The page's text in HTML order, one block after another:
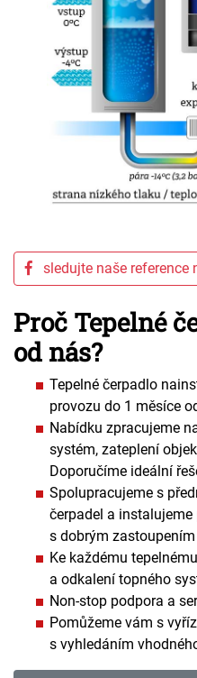
sledujte naše reference
Proč Tepelné
od nás?
Tepelné čerpadlo
provozu do 1 měsíce
Nabídku zpracujeme
systém, zateplení
Doporučíme ideální
Spolupracujeme s
čerpadel a
s dobrým
Ke každému
a odkalení topného
Non-stop podpora a
Pomůžeme vám s
s vyhledáním